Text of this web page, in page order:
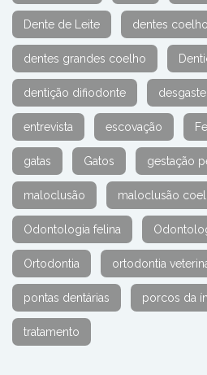
Dente de Leite dentes coelho
dentes grandes coelho
dentição difiodonte
entrevista escovação
gatas Gatos gestação
maloclusão maloclusão
Odontologia felina
Ortodontia ortodontia
pontas dentárias porcos da
tratamento